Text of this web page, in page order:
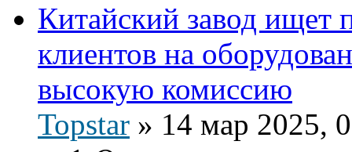
Китайский завод ищет
клиентов на
высокую комиссию
Topstar » 14 мар 2025,